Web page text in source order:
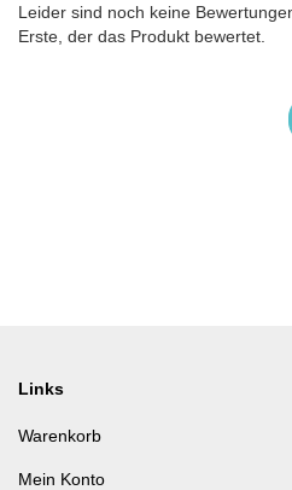
Leider sind noch keine
Erste, der das Produkt bewertet.
Links
Warenkorb
Mein Konto